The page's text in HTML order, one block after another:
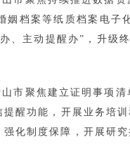
档案等纸质档案电
、主动提醒办”，升级
市聚焦建立证明事项
醒功能，开展业务培
化制度保障，开展研